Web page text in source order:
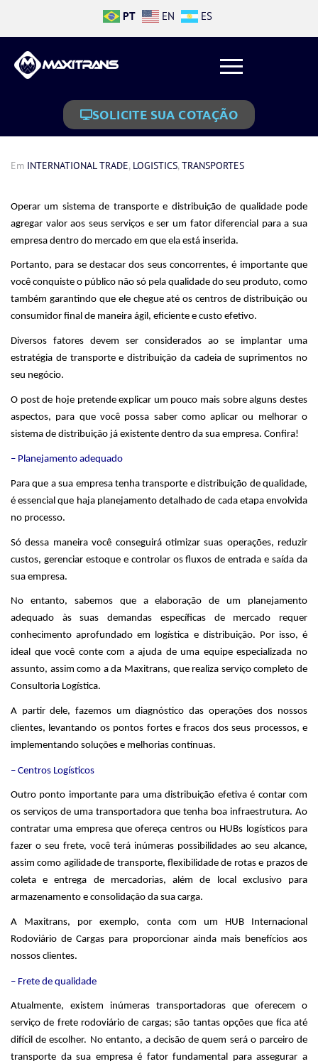
PT EN ES
SOLICITE SUA COTAÇÃO
Em INTERNATIONAL TRADE, LOGISTICS,TRANSPORTES
Operar um sistema de transporte e distribuição de qualidade pode
agregar valor aos seus serviços e ser um fator diferencial para a sua
empresa dentro do mercado em que ela está inserida.
Portanto, para se destacar dos seus concorrentes, é importante que
você conquiste o público não só pela qualidade do seu produto, como
também garantindo que ele chegue até os centros de distribuição ou
consumidor final de maneira ágil, eficiente e custo efetivo.
Diversos fatores devem ser considerados ao se implantar uma
estratégia de transporte e distribuição da cadeia de suprimentos no
seu negócio.
O post de hoje pretende explicar um pouco mais sobre alguns destes
aspectos, para que você possa saber como aplicar ou melhorar o
sistema de distribuição já existente dentro da sua empresa. Confira!
– Planejamento adequado
Para que a sua empresa tenha transporte e distribuição de qualidade,
é essencial que haja planejamento detalhado de cada etapa envolvida
no processo.
Só dessa maneira você conseguirá otimizar suas operações, reduzir
custos, gerenciar estoque e controlar os fluxos de entrada e saída da
sua empresa.
No entanto, sabemos que a elaboração de um planejamento
adequado às suas demandas específicas de mercado requer
conhecimento aprofundado em logística e distribuição. Por isso, é
ideal que você conte com a ajuda de uma equipe especializada no
assunto, assim como a da Maxitrans, que realiza serviço completo de
Consultoria Logística.
A partir dele, fazemos um diagnóstico das operações dos nossos
clientes, levantando os pontos fortes e fracos dos seus processos, e
implementando soluções e melhorias contínuas.
– Centros Logísticos
Outro ponto importante para uma distribuição efetiva é contar com
os serviços de uma transportadora que tenha boa infraestrutura. Ao
contratar uma empresa que ofereça centros ou HUBs logísticos para
fazer o seu frete, você terá inúmeras possibilidades ao seu alcance,
assim como agilidade de transporte, flexibilidade de rotas e prazos de
coleta e entrega de mercadorias, além de local exclusivo para
armazenamento e consolidação da sua carga.
A Maxitrans, por exemplo, conta com um HUB Internacional
Rodoviário de Cargas para proporcionar ainda mais benefícios aos
nossos clientes.
– Frete de qualidade
Atualmente, existem inúmeras transportadoras que oferecem o
serviço de frete rodoviário de cargas; são tantas opções que fica até
difícil de escolher. No entanto, a decisão de quem será o parceiro de
transporte da sua empresa é fator fundamental para assegurar a